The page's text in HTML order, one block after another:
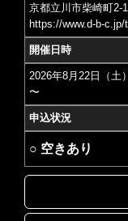
京都立川市柴崎町
https://www.d-b-
開催日時
2026年8月22日（土
〜
申込状況
○ 空きあり